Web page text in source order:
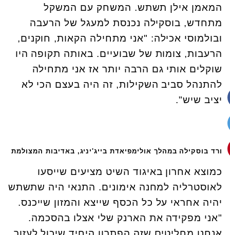
המאמן אילן תשתש. המשחק עם המשקל
מתחדש, בוסקילה נכנסת למעגל של הרעבה
ובולמוסי אכילה: "אני מתחילה הקאות, חוקנים,
הרעבות, צומות של שבועיים. באותה תקופה היו
שוקלים אותי גם הרבה יותר אז אני מתחילה
להתנהל סביב השקילות, זה היה בעצם הכי לא
יציב שיש".
ורד בוסקילה במהלך אולימפיאדת בייג'יניג, באדיבות המצולמת
כמוצא אחרון באיגוד השיט מציעים שייסעו
לאוסטרליה למחנה אימונים. התנאי היה שתשתש
יהיה אחראי על כל הכסף שייצא והמזון שייכנס.
"אני מפקידה את הארנק שלי אצלו בהסכמה.